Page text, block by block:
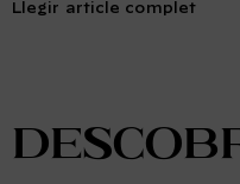
Llegir article complet